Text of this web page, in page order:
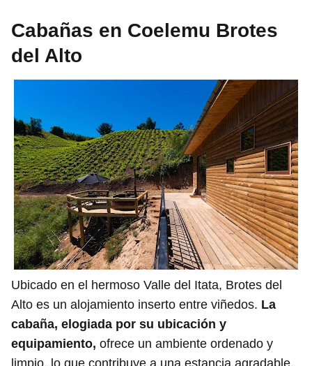
Cabañas en Coelemu Brotes
del Alto
Ubicado en el hermoso Valle del Itata, Brotes del
Alto es un alojamiento inserto entre viñedos. La
cabaña, elogiada por su ubicación y
equipamiento, ofrece un ambiente ordenado y